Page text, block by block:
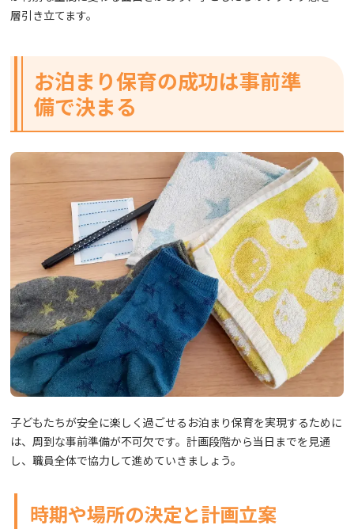
層引き立てます。
お泊まり保育の成功は事前準
備で決まる
子どもたちが安全に楽しく過ごせるお泊まり保育を実現するために
は、周到な事前準備が不可欠です。計画段階から当日までを見通
し、職員全体で協力して進めていきましょう。
時期や場所の決定と計画立案